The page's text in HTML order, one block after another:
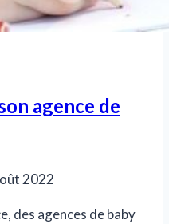
agence de
2022
des agences de baby